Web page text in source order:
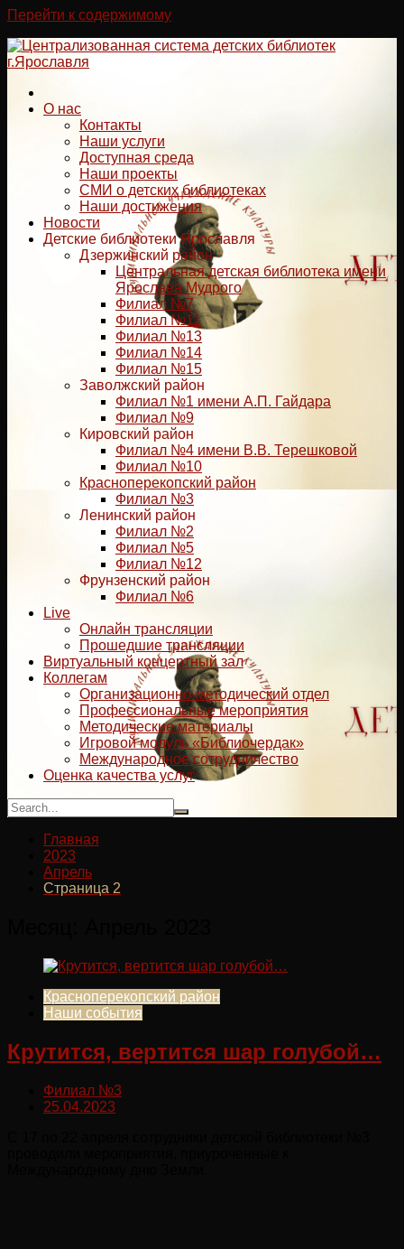
Перейти к содержимому
О нас
Контакты
Наши услуги
Доступная среда
Наши проекты
СМИ о детских библиотеках
Наши достижения
Новости
Детские библиотеки Ярославля
Дзержинский район
Центральная детская библиотека имени
Ярослава Мудрого
Филиал №7
Филиал №11
Филиал №13
Филиал №14
Филиал №15
Заволжский район
Филиал №1 имени А.П. Гайдара
Филиал №9
Кировский район
Филиал №4 имени В.В. Терешковой
Филиал №10
Красноперекопский район
Филиал №3
Ленинский район
Филиал №2
Филиал №5
Филиал №12
Фрунзенский район
Филиал №6
Live
Онлайн трансляции
Прошедшие трансляции
Виртуальный концертный зал
Коллегам
Организационно-методический отдел
Профессиональные мероприятия
Методические материалы
Игровой модуль «Библиочердак»
Международное сотрудничество
Оценка качества услуг
Главная
2023
Апрель
Страница 2
Красноперекопский район
Наши события
Крутится, вертится шар голубой…
Филиал №3
25.04.2023